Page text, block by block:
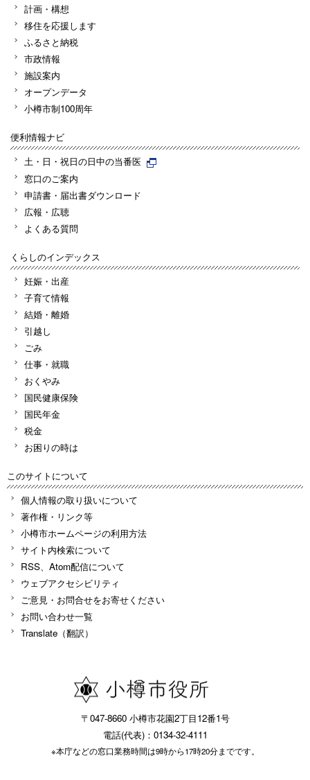
計画・構想
移住を応援します
ふるさと納税
市政情報
施設案内
オープンデータ
小樽市制100周年
便利情報ナビ
土・日・祝日の日中の当番医
窓口のご案内
申請書・届出書ダウンロード
広報・広聴
よくある質問
くらしのインデックス
妊娠・出産
子育て情報
結婚・離婚
引越し
ごみ
仕事・就職
おくやみ
国民健康保険
国民年金
税金
お困りの時は
このサイトについて
個人情報の取り扱いについて
著作権・リンク等
小樽市ホームページの利用方法
サイト内検索について
RSS、Atom配信について
ウェブアクセシビリティ
ご意見・お問合せをお寄せください
お問い合わせ一覧
Translate（翻訳）
〒047-8660 小樽市花園2丁目12番1号
電話(代表)：0134-32-4111
※本庁などの窓口業務時間は9時から17時20分までです。